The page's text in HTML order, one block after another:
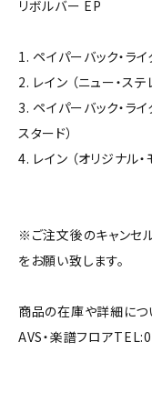
リボルバー EP
1. ペイパーバック・ライ
2. レイン （ニュー・ステ
3. ペイパーバック・ライ
スタード）
4. レイン （オリジナル・
※ご注文後のキャンセ
をお願い致します。
商品の在庫や詳細に
AVS・楽譜フロア